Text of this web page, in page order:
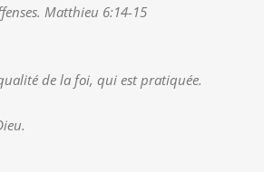
Matthieu 6:14-15
de la foi, qui est pratiquée.